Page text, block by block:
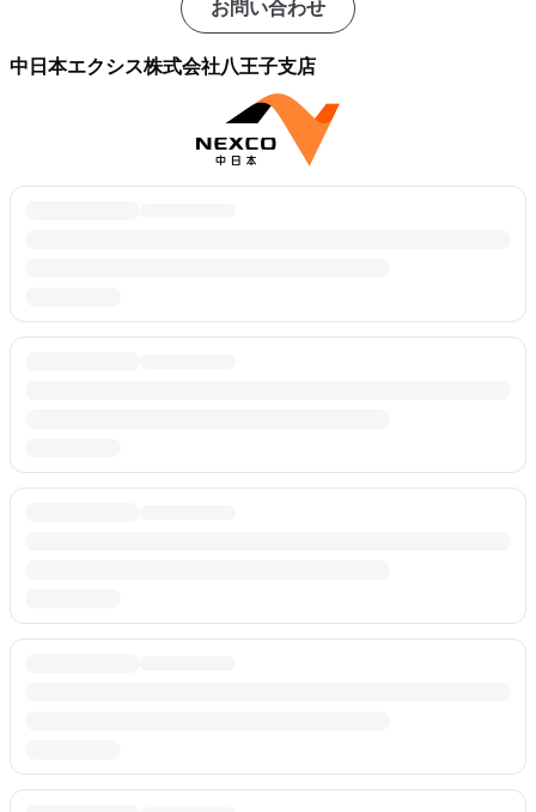
お問い合わせ
中日本エクシス株式会社八王子支店